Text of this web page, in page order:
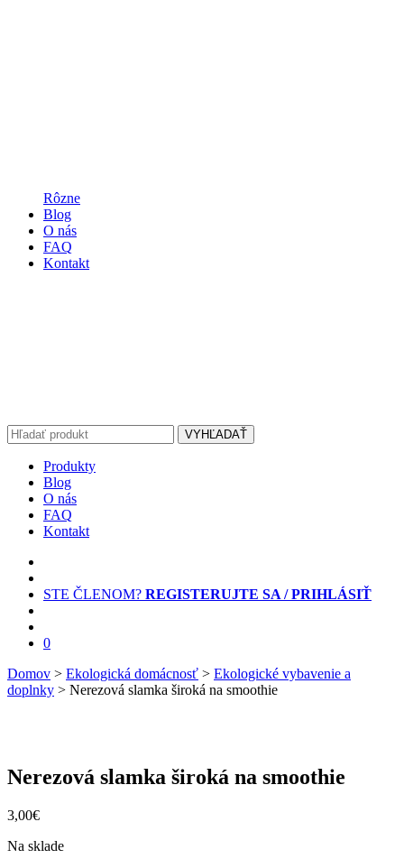
Rôzne
Blog
O nás
FAQ
Kontakt
VYHĽADAŤ
Produkty
Blog
O nás
FAQ
Kontakt
STE ČLENOM? REGISTERUJTE SA / PRIHLÁSIŤ
0
Domov > Ekologická domácnosť > Ekologické vybavenie a
doplnky > Nerezová slamka široká na smoothie
Nerezová slamka široká na smoothie
3,00€
Na sklade